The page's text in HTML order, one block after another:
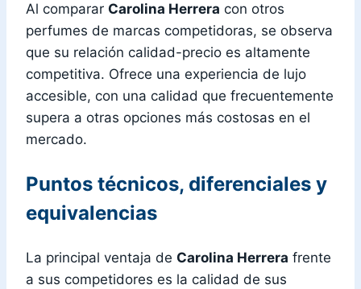
Al comparar Carolina Herrera con otros
perfumes de marcas competidoras, se observa
que su relación calidad-precio es altamente
competitiva. Ofrece una experiencia de lujo
accesible, con una calidad que frecuentemente
supera a otras opciones más costosas en el
mercado.
Puntos técnicos, diferenciales y
equivalencias
La principal ventaja de Carolina Herrera frente
a sus competidores es la calidad de sus